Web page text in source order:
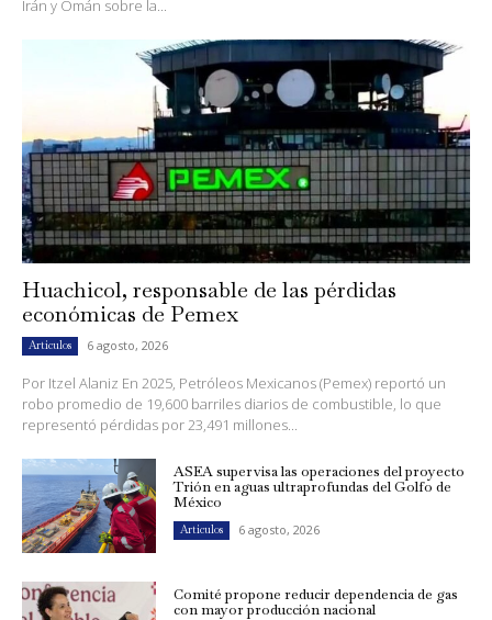
Irán y Omán sobre la...
Huachicol, responsable de las pérdidas
económicas de Pemex
Artículos 6 agosto, 2026
Por Itzel Alaniz En 2025, Petróleos Mexicanos (Pemex) reportó un
robo promedio de 19,600 barriles diarios de combustible, lo que
representó pérdidas por 23,491 millones...
ASEA supervisa las operaciones del proyecto
Trión en aguas ultraprofundas del Golfo de
México
Artículos 6 agosto, 2026
Comité propone reducir dependencia de gas
con mayor producción nacional